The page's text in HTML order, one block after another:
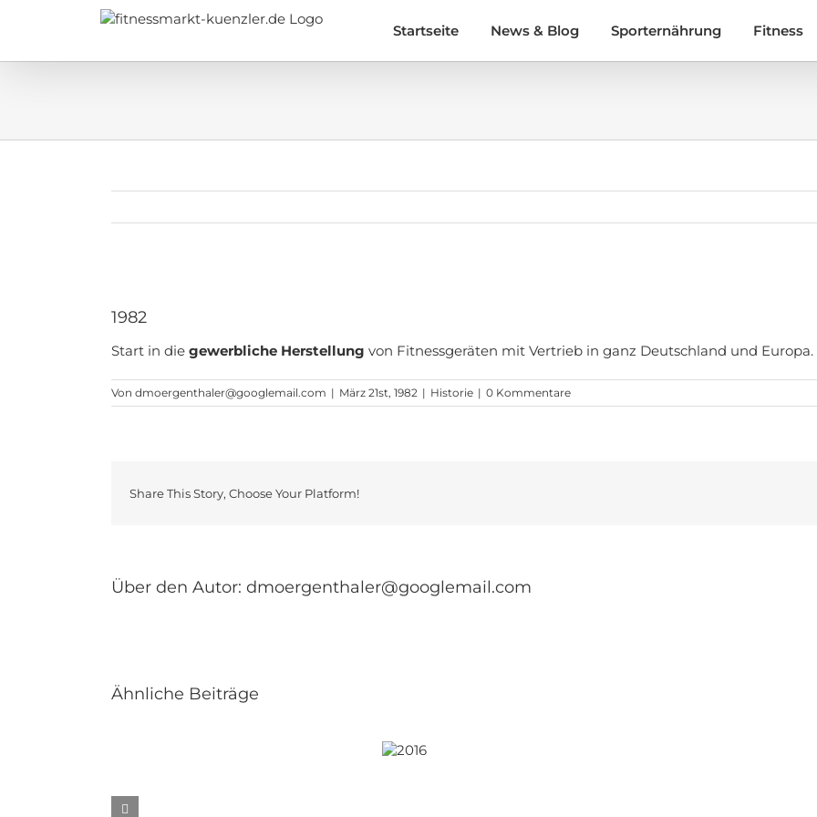
Startseite News & Blog Sporternährung Fitness
grösseres
Bild
1982
Start in die gewerbliche Herstellung von Fitnessgeräten mit Vertrieb in ganz Deutschland und Europa.
Von dmoergenthaler@googlemail.com | März 21st, 1982 | Historie | 0 Kommentare
Share This Story, Choose Your Platform!
Über den Autor: dmoergenthaler@googlemail.com
Ähnliche Beiträge